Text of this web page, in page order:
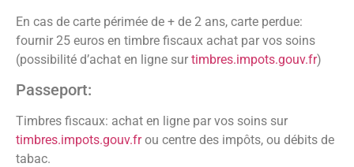
En cas de carte périmée de + de 2 ans, carte perdue:
fournir 25 euros en timbre fiscaux achat par vos soins
(possibilité d’achat en ligne sur timbres.impots.gouv.fr)
Passeport:
Timbres fiscaux: achat en ligne par vos soins sur
timbres.impots.gouv.frou centre des impôts, ou débits de
tabac.